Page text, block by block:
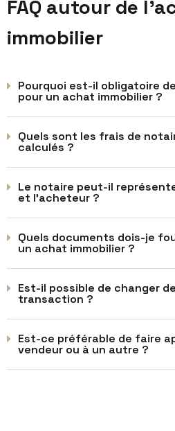
FAQ autour de
immobilier
Pourquoi est-il obligatoire
pour un achat immobilier ?
Quels sont les frais de
calculés ?
Le notaire peut-il
et l'acheteur ?
Quels documents dois-je
un achat immobilier ?
Est-il possible de changer
transaction ?
Est-ce préférable de faire
vendeur ou à un autre ?